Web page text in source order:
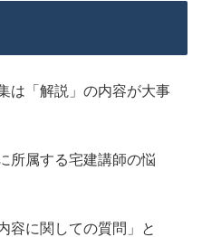
は「解説」の内容が大事
所属する宅建講師の悩
容に関しての質問」と